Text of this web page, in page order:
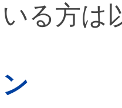
る方は